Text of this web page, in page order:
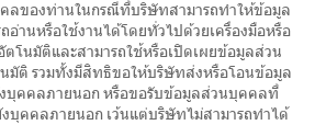
ลของท่านในกรณีที่บริษัทสามารถทำให้ข้อมูล
านหรือใช้งานได้โดยทั่วไปด้วยเครื่องมือหรือ
โนมัติและสามารถใช้หรือเปิดเผยข้อมูลส่วน
มัติ รวมทั้งมีสิทธิขอให้บริษัทส่งหรือโอนข้อมูล
บุคคลภายนอก หรือขอรับข้อมูลส่วนบุคคลที่
บุคคลภายนอก เว้นแต่บริษัทไม่สามารถทำได้